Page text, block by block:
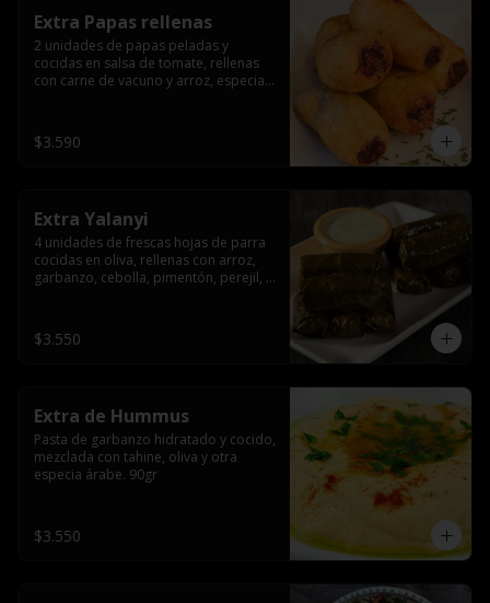
Extra Papas rellenas
2 unidades de papas peladas y
cocidas en salsa de tomate, rellenas
con carne de vacuno y arroz, especia
$3.590
Extra Yalanyi
4 unidades de frescas hojas de parra
cocidas en oliva, rellenas con arroz,
garbanzo, cebolla, pimentón, perejil,
$3.550
Extra de Hummus
Pasta de garbanzo hidratado y cocido,
mezclada con tahine, oliva y otra
especia árabe. 90gr
$3.550